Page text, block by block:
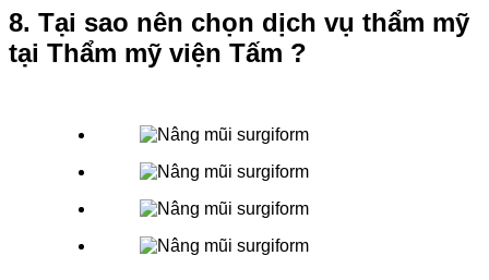
8. Tại sao nên chọn dịch vụ thẩm mỹ
tại Thẩm mỹ viện Tấm ?